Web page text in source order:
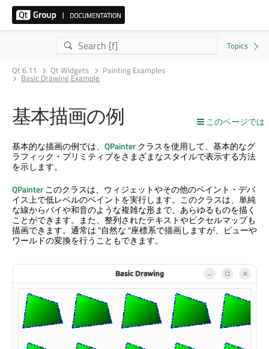
Qt 6.11 Qt Widgets Painting Examples
Basic Drawing Example
このページでは
基本描画の例
基本的な描画の例では、 QPainterクラスを使用して、基本的なグ
ラフィック・プリミティブをさまざまなスタイルで表示する方法
を示します。
QPainterこのクラスは、ウィジェットやその他のペイント・デバ
イス上で低レベルのペイントを実行します。このクラスは、単純
な線からパイや和音のような複雑な形まで、あらゆるものを描く
ことができます。また、整列されたテキストやピクセルマップも
描画できます。通常は "自然な "座標系で描画しますが、ビューや
ワールドの変換を行うこともできます。